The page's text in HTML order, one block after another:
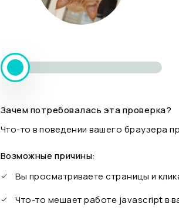
Зачем потребовалась эта проверка?
Что-то в поведении вашего браузера
Возможные причины:
Вы просматриваете страницы и
Что-то мешает работе javascript в